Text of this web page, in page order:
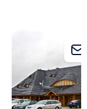
ZAMKNIĘTY